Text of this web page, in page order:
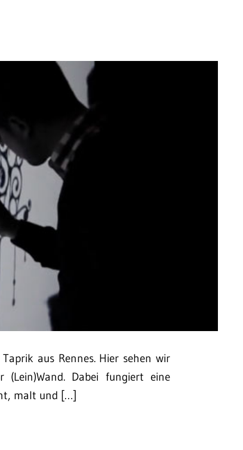
aus Rennes. Hier sehen wir
Dabei fungiert eine
malt und […]